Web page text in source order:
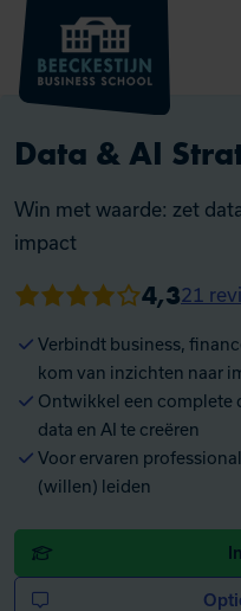
Ga naar de inhoud
Data & AI
Win met waarde: zet
impact
Gemiddelde beoordeling
4,321
Verbindt business,
kom van inzichten naar
Ontwikkel een complete
data en AI te creëren
Voor ervaren
(willen) leiden